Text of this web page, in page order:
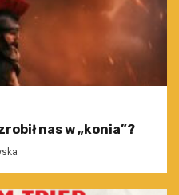
nas w „konia”?